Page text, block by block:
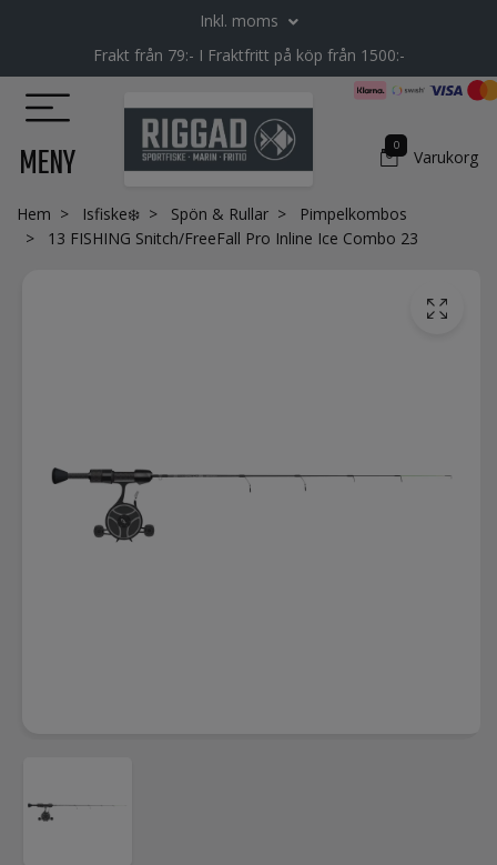
Inkl. moms
Frakt från 79:- I Fraktfritt på köp från 1500:-
MENY 0
Varukorg
Hem Isfiske❄️ Spön & Rullar
Pimpelkombos
13 FISHING Snitch/FreeFall Pro Inline Ice Combo 23